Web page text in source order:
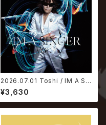
2026.07.01 Toshi / IM A SI
NGER VOL. 4【通常盤】
¥3,630